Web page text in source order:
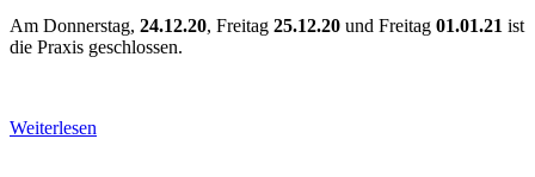
Am Donnerstag, 24.12.20, Freitag 25.12.20 und Freitag 01.01.21 ist
die Praxis geschlossen.
Weiterlesen